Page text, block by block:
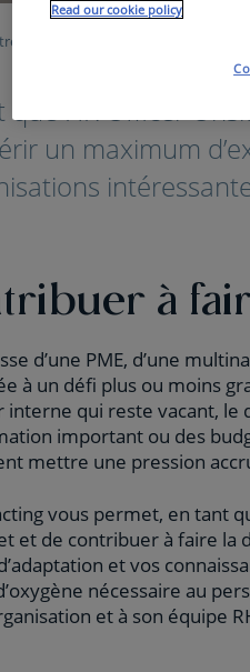
Carrière
que HR Officer
un maximum
à
d’une PME, d’une
à un défi plus ou moins
qui reste vacant, le
important ou des
mettre une pression
vous permet, en tant
et de contribuer à faire
et vos
nécessaire au
et à son équipe
Read our cookie policy